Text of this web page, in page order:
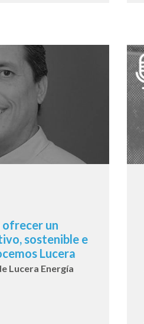
ofrecer un
sostenible e
Lucera
Lucera Energía